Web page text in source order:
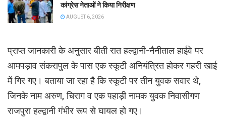
कांग्रेस नेताओं ने किया निरीक्षण
AUGUST 6, 2026
प्राप्त जानकारी के अनुसार बीती रात हल्द्वानी-नैनीताल हाईवे पर
आमपड़ाव संकरापुल के पास एक स्कूटी अनियंत्रित होकर गहरी खाई
में गिर गए। बताया जा रहा है कि स्कूटी पर तीन युवक सवार थे,
जिनके नाम अरुण, चिराग व एक पहाड़ी नामक युवक निवासीगण
राजपुरा हल्द्वानी गंभीर रूप से घायल हो गए।